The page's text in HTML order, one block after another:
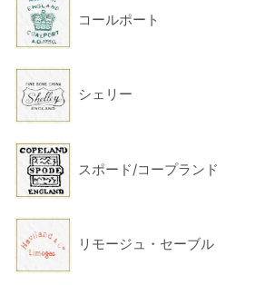
コールポート
シェリー
スポード/コープランド
リモージュ・セーブル